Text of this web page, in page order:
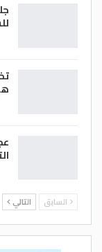
السابق التالي